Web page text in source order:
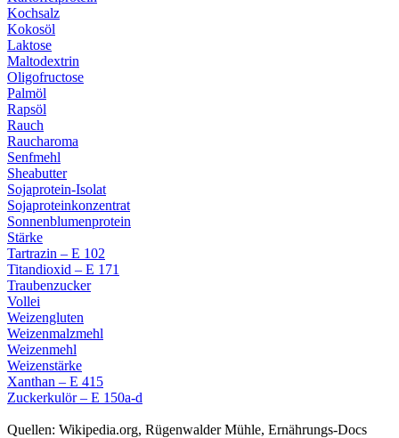
Kochsalz
Kokosöl
Laktose
Maltodextrin
Oligofructose
Palmöl
Rapsöl
Rauch
Raucharoma
Senfmehl
Sheabutter
Sojaprotein-Isolat
Sojaproteinkonzentrat
Sonnenblumenprotein
Stärke
Tartrazin – E 102
Titandioxid – E 171
Traubenzucker
Vollei
Weizengluten
Weizenmalzmehl
Weizenmehl
Weizenstärke
Xanthan – E 415
Zuckerkulör – E 150a-d
Quellen: Wikipedia.org, Rügenwalder Mühle, Ernährungs-Docs